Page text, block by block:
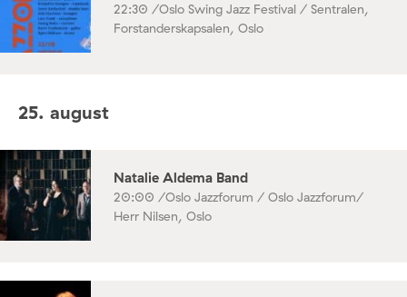
22:30 /Oslo Swing Jazz Festival / Sentralen,
Forstanderskapsalen, Oslo
25. august
Natalie Aldema Band
20:00 /Oslo Jazzforum / Oslo Jazzforum/
Herr Nilsen, Oslo